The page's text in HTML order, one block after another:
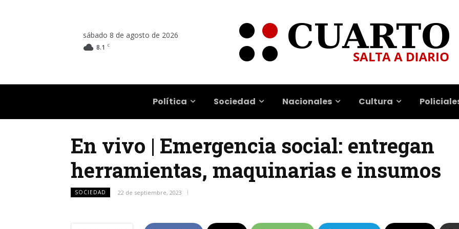
sábado 8 de agosto de 2026
8.1 C
Política Sociedad Nacionales Cultura
En vivo | Emergencia social: entregan
herramientas, maquinarias e insumos
SOCIEDAD 22 de septiembre, 2023